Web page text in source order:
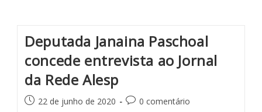
Deputada Janaina Paschoal
concede entrevista ao Jornal
da Rede Alesp
22 de junho de 2020 0 comentário